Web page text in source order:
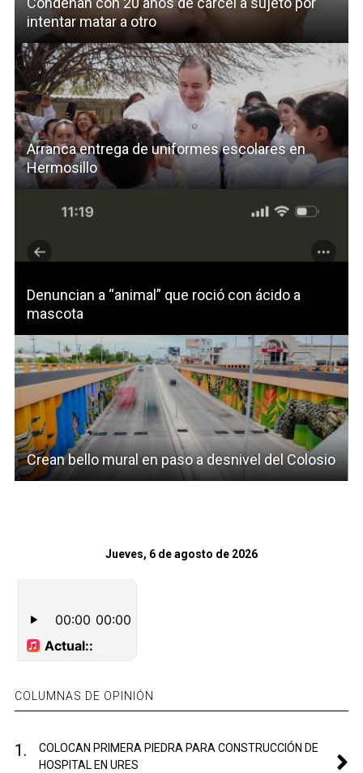
intentar matar a otro
Arranca entrega de uniformes escolares en
Hermosillo
Denuncian a “animal” que roció con ácido a
mascota
Crean bello mural en paso a desnivel del Colosio
Jueves, 6 de agosto de 2026
COLUMNAS DE OPINIÓN
1.
COLOCAN PRIMERA PIEDRA PARA CONSTRUCCIÓN DE
HOSPITAL EN URES